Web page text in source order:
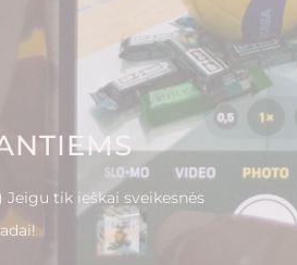
tik ieškai sveikesnės